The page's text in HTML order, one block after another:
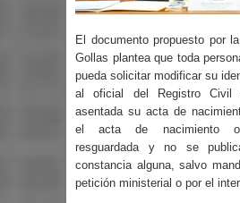
El documento propuesto por
Gollas plantea que toda
pueda solicitar modificar su
al oficial del Registro Civil
asentada su acta de
el acta de nacimiento
resguardada y no se
constancia alguna, salvo
petición ministerial o por el